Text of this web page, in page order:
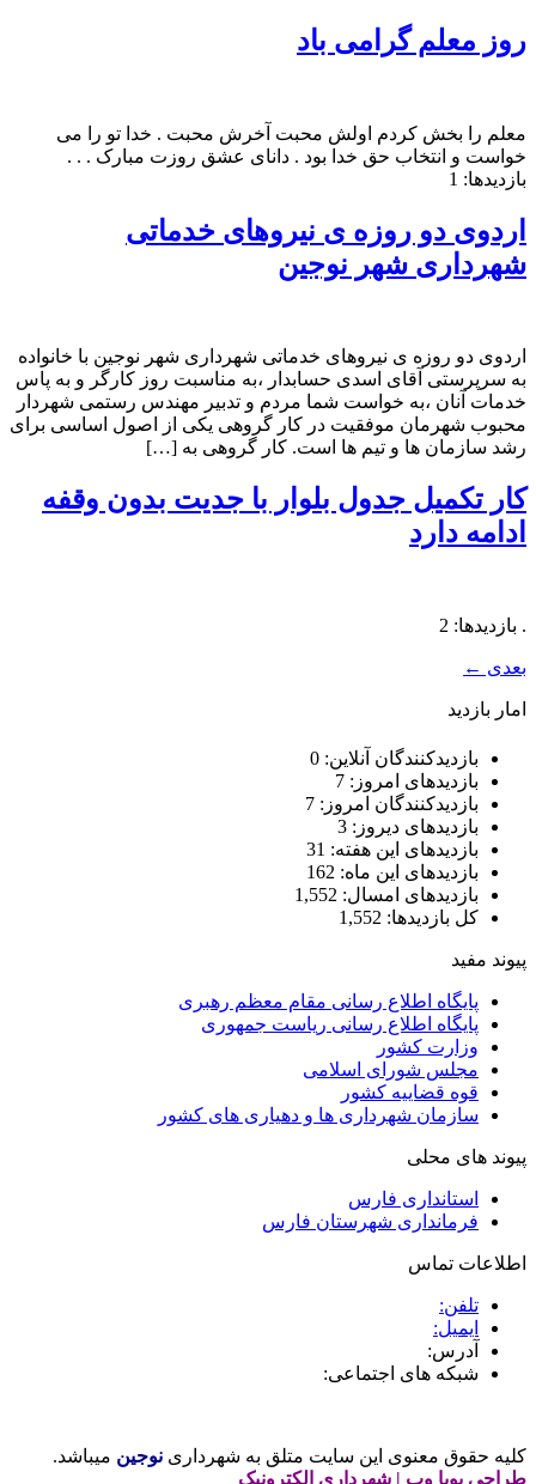
روز معلم گرامی باد
معلم را بخش کردم اولش محبت آخرش محبت . خدا تو را می
خواست و انتخاب حق خدا بود . دانای عشق روزت مبارک . . .
بازدیدها: 1
اردوی دو روزه ی نیروهای خدماتی
شهرداری شهر نوجین
اردوی دو روزه ی نیروهای خدماتی شهرداری شهر نوجین با خانواده
به سرپرستی آقای اسدی حسابدار ،به مناسبت روز کارگر و به پاس
خدمات آنان ،به خواست شما مردم و تدبیر مهندس رستمی شهردار
محبوب شهرمان موفقیت در کار گروهی یکی از اصول اساسی برای
رشد سازمان‌ ها و تیم‌ ها است. کار گروهی به […]
کار تکمیل جدول بلوار با جدیت بدون وقفه
ادامه دارد
. بازدیدها: 2
بعدی ←
امار بازدید
بازدیدکنندگان آنلاین: 0
بازدیدهای امروز: 7
بازدیدکنندگان امروز: 7
بازدیدهای دیروز: 3
بازدیدهای این هفته: 31
بازدیدهای این ماه: 162
بازدیدهای امسال: 1,552
کل بازدیدها: 1,552
پیوند مفید
پایگاه اطلاع رسانی مقام معظم رهبری
پایگاه اطلاع رسانی ریاست جمهوری
وزارت کشور
مجلس شورای اسلامی
قوه قضاییه کشور
سازمان شهرداری ها و دهیاری های کشور
پیوند های محلی
استانداری فارس
فرمانداری شهرستان فارس
اطلاعات تماس
تلفن:
ایمیل:
آدرس:
شبکه های اجتماعی:
کلیه حقوق معنوی این سایت متلق به شهرداری نوجین میباشد.
طراحی پویا وب | شهرداری الکترونیک